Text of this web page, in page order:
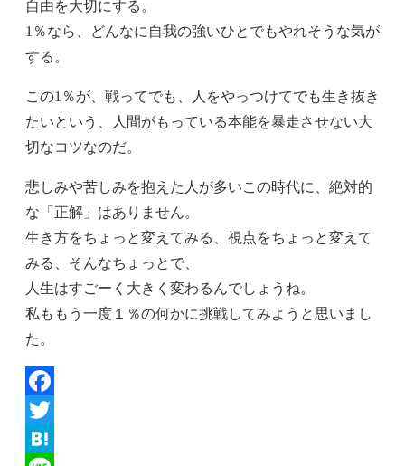
自由を大切にする。
1％なら、どんなに自我の強いひとでもやれそうな気が
する。
この1％が、戦ってでも、人をやっつけてでも生き抜き
たいという、人間がもっている本能を暴走させない大
切なコツなのだ。
悲しみや苦しみを抱えた人が多いこの時代に、絶対的
な「正解」はありません。
生き方をちょっと変えてみる、視点をちょっと変えて
みる、そんなちょっとで、
人生はすごーく大きく変わるんでしょうね。
私ももう一度１％の何かに挑戦してみようと思いまし
た。
Facebook
Twitter